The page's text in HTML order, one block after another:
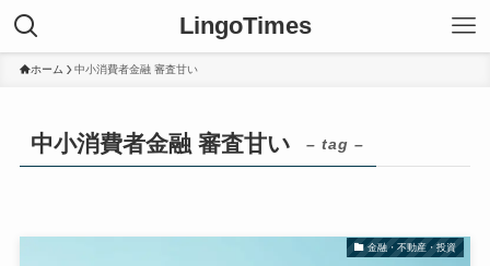
LingoTimes
ホーム 中小消費者金融 審査甘い
中小消費者金融 審査甘い – tag –
金融・不動産・投資